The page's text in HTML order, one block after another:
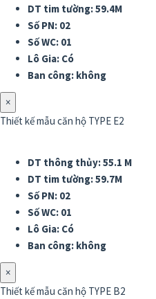
DT tim tường: 59.4M
Số PN: 02
Số WC: 01
Lô Gia: Có
Ban công: không
×
Thiết kế mẫu căn hộ TYPE E2
DT thông thủy: 55.1 M
DT tim tường: 59.7M
Số PN: 02
Số WC: 01
Lô Gia: Có
Ban công: không
×
Thiết kế mẫu căn hộ TYPE B2